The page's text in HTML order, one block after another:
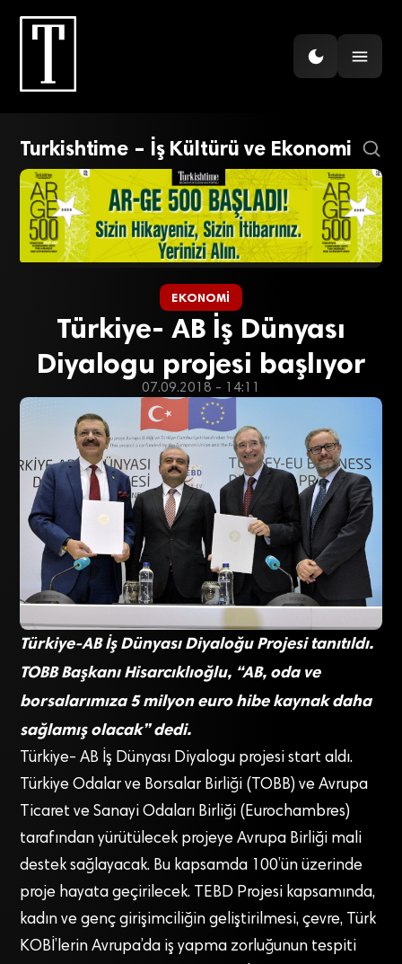
Turkishtime – İş Kültürü ve Ekonomi
EKONOMI
Türkiye- AB İş Dünyası
Diyalogu projesi başlıyor
07.09.2018 - 14:11
Türkiye-AB İş Dünyası Diyaloğu Projesi tanıtıldı.
TOBB Başkanı Hisarcıklıoğlu, “AB, oda ve
borsalarımıza 5 milyon euro hibe kaynak daha
sağlamış olacak” dedi.
Türkiye- AB İş Dünyası Diyalogu projesi start aldı.
Türkiye Odalar ve Borsalar Birliği (TOBB) ve Avrupa
Ticaret ve Sanayi Odaları Birliği (Eurochambres)
tarafından yürütülecek projeye Avrupa Birliği mali
destek sağlayacak. Bu kapsamda 100’ün üzerinde
proje hayata geçirilecek. TEBD Projesi kapsamında,
kadın ve genç girişimciliğin geliştirilmesi, çevre, Türk
KOBİ’lerin Avrupa’da iş yapma zorluğunun tespiti